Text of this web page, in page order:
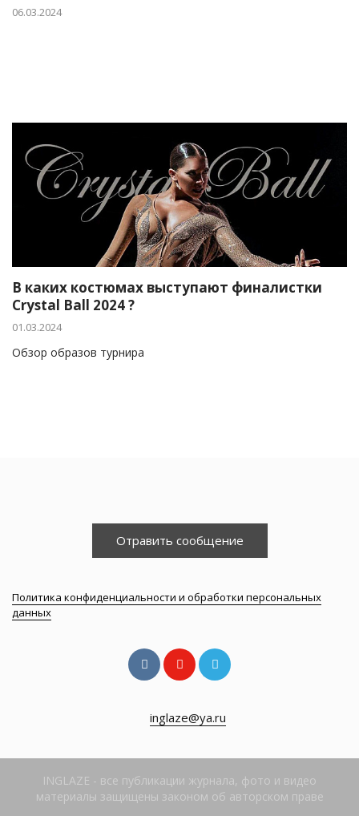
06.03.2024
В каких костюмах выступают финалистки
Crystal Ball 2024 ?
01.03.2024
Обзор образов турнира
Отравить сообщение
Политика конфиденциальности и обработки персональных
данных
inglaze@ya.ru
INGLAZE - все публикации журнала, фото и видео
материалы защищены законом об авторском праве